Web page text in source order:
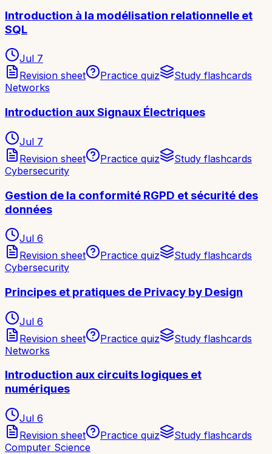
Introduction à la modélisation relationnelle et
SQL
Jul 7
Revision sheet
Practice quiz
Study flashcards
Networks
Introduction aux Signaux Électriques
Jul 7
Revision sheet
Practice quiz
Study flashcards
Cybersecurity
Gestion de la conformité RGPD et sécurité des
données
Jul 6
Revision sheet
Practice quiz
Study flashcards
Cybersecurity
Principes et pratiques de Privacy by Design
Jul 6
Revision sheet
Practice quiz
Study flashcards
Networks
Introduction aux circuits logiques et
numériques
Jul 6
Revision sheet
Practice quiz
Study flashcards
Computer Science